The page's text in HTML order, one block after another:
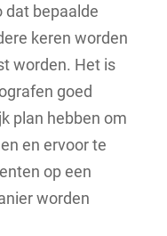
dat bepaalde
keren worden
worden. Het is
goed
plan hebben om
en ervoor te
op een
worden